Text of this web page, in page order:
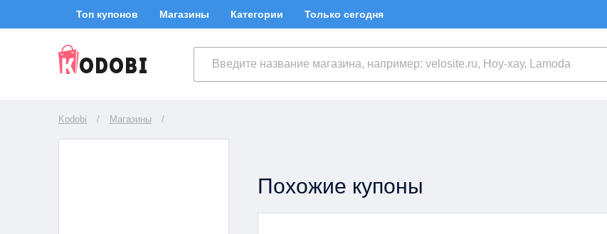
Топ купонов Магазины Категории Только сегодня
Kodobi / Магазины /
Похожие купоны